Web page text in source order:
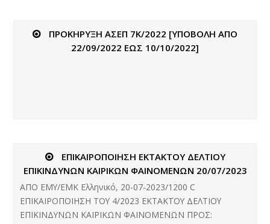
ΠΡΟΚΗΡΥΞΗ ΑΣΕΠ 7Κ/2022 [ΥΠΟΒΟΛΗ ΑΠΟ
22/09/2022 ΕΩΣ 10/10/2022]
ΕΠΙΚΑΙΡΟΠΟΙΗΣΗ ΕΚΤΑΚΤΟΥ ΔΕΛΤΙΟΥ
ΕΠΙΚΙΝΔΥΝΩΝ ΚΑΙΡΙΚΩΝ ΦΑΙΝΟΜΕΝΩΝ 20/07/2023
ΑΠΟ ΕΜΥ/ΕΜΚ Ελληνικό, 20-07-2023/1200 C
ΕΠΙΚΑΙΡΟΠΟΙΗΣΗ ΤΟΥ 4/2023 ΕΚΤΑΚΤΟΥ ΔΕΛΤΙΟΥ
ΕΠΙΚΙΝΔΥΝΩΝ ΚΑΙΡΙΚΩΝ ΦΑΙΝΟΜΕΝΩΝ ΠΡΟΣ: